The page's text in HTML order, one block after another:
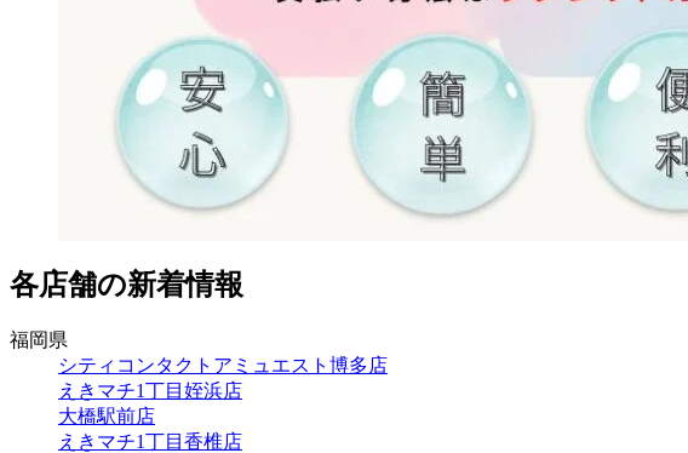
各店舗の新着情報
福岡県
シティコンタクトアミュエスト博多店
えきマチ1丁目姪浜店
大橋駅前店
えきマチ1丁目香椎店